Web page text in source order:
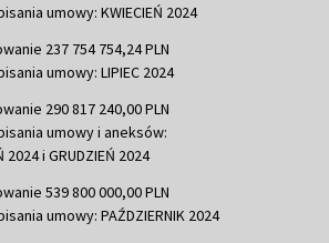
umowy: KWIECIEŃ 2024
237 754 754,24 PLN
umowy: LIPIEC 2024
290 817 240,00 PLN
umowy i aneksów:
2024 i GRUDZIEŃ 2024
539 800 000,00 PLN
umowy: PAŹDZIERNIK 2024